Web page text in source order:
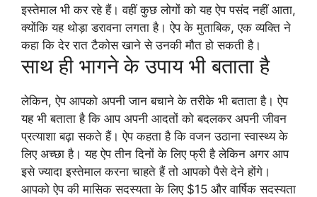
इस्तेमाल भी कर रहे हैं। वहीं कुछ लोगों को यह ऐप पसंद नहीं आता,
क्योंकि यह थोड़ा डरावना लगता है। ऐप के मुताबिक, एक व्यक्ति ने
कहा कि देर रात टैकोस खाने से उनकी मौत हो सकती है।
साथ ही भागने के उपाय भी बताता है
लेकिन, ऐप आपको अपनी जान बचाने के तरीके भी बताता है। ऐप
यह भी बताता है कि आप अपनी आदतों को बदलकर अपनी जीवन
प्रत्याशा बढ़ा सकते हैं। ऐप कहता है कि वजन उठाना स्वास्थ्य के
लिए अच्छा है। यह ऐप तीन दिनों के लिए फ्री है लेकिन अगर आप
इसे ज्यादा इस्तेमाल करना चाहते हैं तो आपको पैसे देने होंगे।
आपको ऐप की मासिक सदस्यता के लिए $15 और वार्षिक सदस्यता